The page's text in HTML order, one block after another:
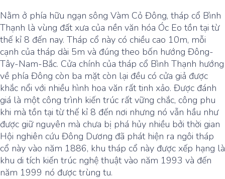
Nằm ở phía hữu ngạn sông Vàm Cỏ Đông, tháp cổ Bình
Thạnh là vùng đất xưa của nền văn hóa Óc Eo tồn tại từ
thế kỉ 8 đến nay. Tháp cổ này có chiều cao 10m, mỗi
cạnh của tháp dài 5m và đúng theo bốn hướng Đông-
Tây-Nam-Bắc. Cửa chính của tháp cổ Bình Thạnh hướng
về phía Đông còn ba mặt còn lại đều có cửa giả được
khắc nổi với nhiều hình hoa văn rất tinh xảo. Được đánh
giá là một công trình kiến trúc rất vững chắc, công phu
khi mà tồn tại từ thế kỉ 8 đến nơi nhưng nó vẫn hầu như
được giữ nguyên mà chưa bị phá hủy nhiều bởi thời gian
Hội nghiên cứu Đông Dương đã phát hiện ra ngôi tháp
cổ này vào năm 1886, khu tháp cổ này được xếp hạng là
khu di tích kiến trúc nghệ thuật vào năm 1993 và đến
năm 1999 nó được trùng tu.